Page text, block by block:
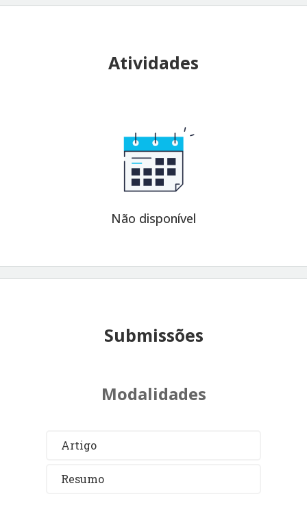
Atividades
Não disponível
Submissões
Modalidades
Artigo
Resumo